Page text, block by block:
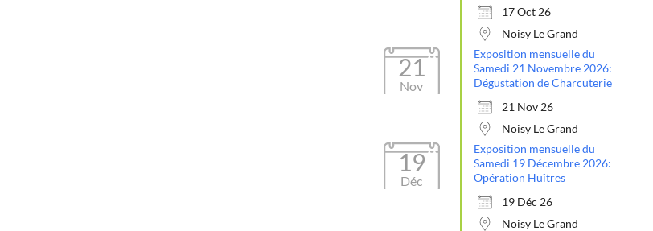
17 Oct 26
Noisy Le Grand
21
Nov
Exposition mensuelle du
Samedi 21 Novembre 2026:
Dégustation de Charcuterie
21 Nov 26
Noisy Le Grand
19
Déc
Exposition mensuelle du
Samedi 19 Décembre 2026:
Opération Huîtres
19 Déc 26
Noisy Le Grand